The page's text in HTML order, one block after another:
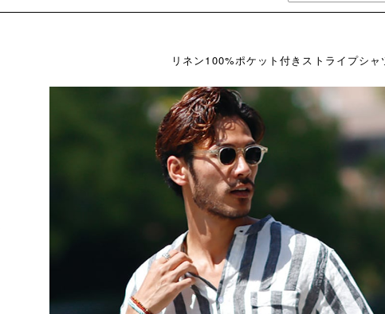
リネン100%ポケット付きストライプシ